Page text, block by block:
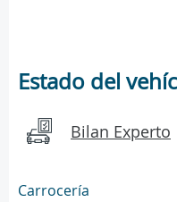
Estado del
Bilan Experto
Carrocería